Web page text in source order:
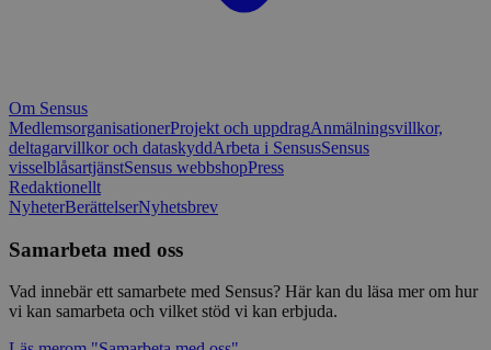
Om Sensus
MedlemsorganisationerProjekt och uppdragAnmälningsvillkor,
deltagarvillkor och dataskyddArbeta i SensusSensus
visselblåsartjänstSensus webbshopPress
Redaktionellt
NyheterBerättelserNyhetsbrev
Samarbeta med oss
Vad innebär ett samarbete med Sensus? Här kan du läsa mer om hur
vi kan samarbeta och vilket stöd vi kan erbjuda.